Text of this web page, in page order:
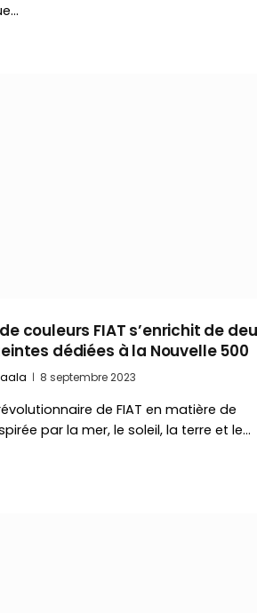
couleurs FIAT s’enrichit de
dédiées à la Nouvelle 500
8 septembre 2023
de FIAT en matière de
par la mer, le soleil, la terre et le…